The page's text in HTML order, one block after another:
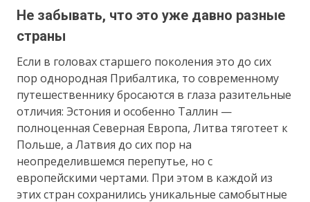
Не забывать, что это уже давно разные
страны
Если в головах старшего поколения это до сих
пор однородная Прибалтика, то современному
путешественнику бросаются в глаза разительные
отличия: Эстония и особенно Таллин —
полноценная Северная Европа, Литва тяготеет к
Польше, а Латвия до сих пор на
неопределившемся перепутье, но с
европейскими чертами. При этом в каждой из
этих стран сохранились уникальные самобытные